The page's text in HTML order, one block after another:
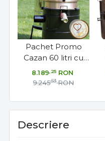
Pachet Promo
Cazan 60 litri cu
evacuare tip
robinet + Kit
Alcoolmetru
profesional +
Suport
8.189 ,25 RON
9.245,53 RON
Descriere